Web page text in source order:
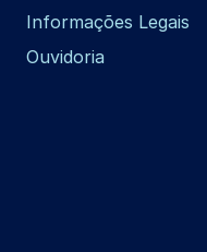
Informações Legais
Ouvidoria